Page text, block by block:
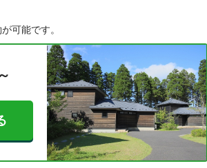
可能です。